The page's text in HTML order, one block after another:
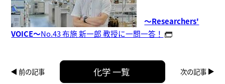
～Researchers'
VOICE～No.43 布施 新一郎 教授に一問一答！
前の記事 化学 一覧 次の記事